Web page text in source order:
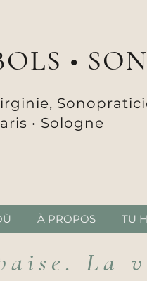
•
• Sologne
À PROPOS TU
La